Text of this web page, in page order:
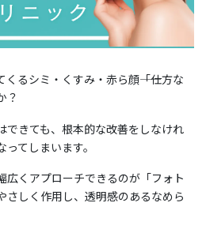
るシミ・くすみ・赤ら顔――「仕方な
？
できても、根本的な改善をしなけれ
てしまいます。
広くアプローチできるのが「フォト
さしく作用し、透明感のあるなめら